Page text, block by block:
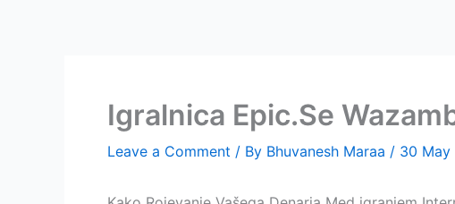
Igralnica Epic.Se
Leave a Comment / By Bhuvanesh Maraa / 30 May